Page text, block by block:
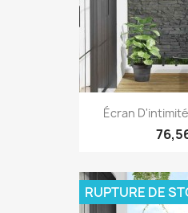
Écran
RUPTURE DE